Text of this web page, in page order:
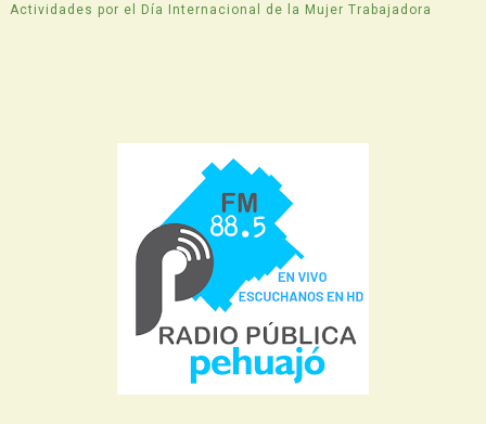
Actividades por el Día Internacional de la Mujer Trabajadora